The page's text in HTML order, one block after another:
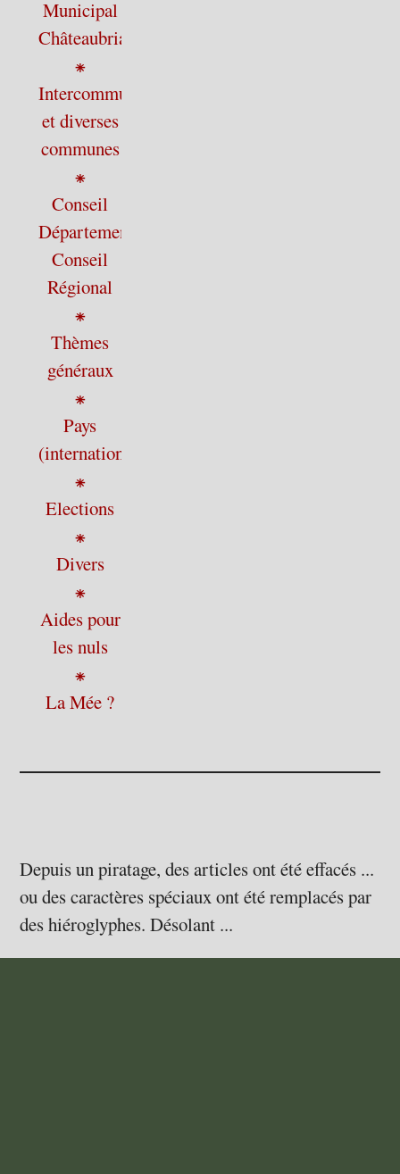
Municipal
Châteaubriant
⁕
Intercommunalité
et diverses
communes
⁕
Conseil
Départemental,
Conseil
Régional
⁕
Thèmes
généraux
⁕
Pays
(international)
⁕
Elections
⁕
Divers
⁕
Aides pour
les nuls
⁕
La Mée ?
Depuis un piratage, des articles ont été effacés ...
ou des caractères spéciaux ont été remplacés par
des hiéroglyphes. Désolant ...